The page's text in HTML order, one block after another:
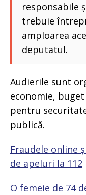
responsabile
trebuie
amploarea
deputatul.
Audierile sunt
economie,
pentru
publică.
Fraudele online
de apeluri la 112
O femeie de 74